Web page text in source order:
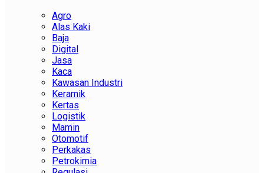
Agro
Alas Kaki
Baja
Digital
Jasa
Kaca
Kawasan Industri
Keramik
Kertas
Logistik
Mamin
Otomotif
Perkakas
Petrokimia